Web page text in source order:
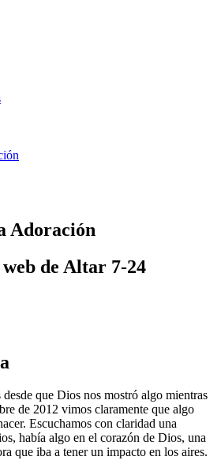
Adoración
de Altar 7-24
que Dios nos mostró algo mientras
de 2012 vimos claramente que algo
Escuchamos con claridad una
había algo en el corazón de Dios, una
que iba a tener un impacto en los aires.